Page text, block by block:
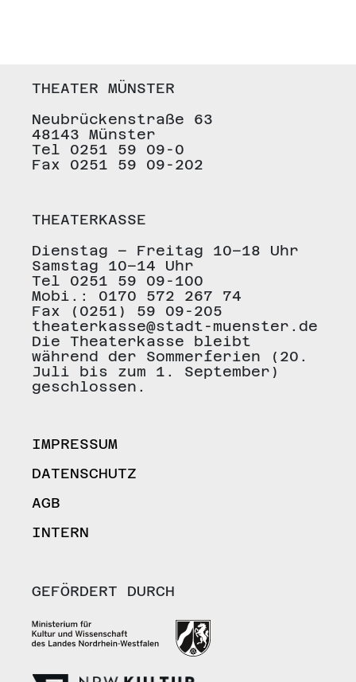
THEATER MÜNSTER
Neubrückenstraße 63
48143 Münster
Tel 0251 59 09-0
Fax 0251 59 09-202
THEATERKASSE
Dienstag – Freitag 10–18 Uhr
Samstag 10–14 Uhr
Tel 0251 59 09-100
Mobi.: 0170 572 267 74
Fax (0251) 59 09-205
theaterkasse@stadt-muenster.de
Die Theaterkasse bleibt
während der Sommerferien (20.
Juli bis zum 1. September)
geschlossen.
IMPRESSUM
DATENSCHUTZ
AGB
INTERN
GEFÖRDERT DURCH